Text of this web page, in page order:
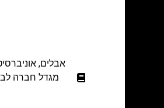
אבלים,
מגדל חברה